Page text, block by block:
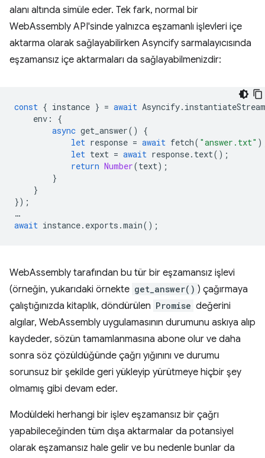
alanı altında simüle eder. Tek fark, normal bir
WebAssembly API'sinde yalnızca eşzamanlı işlevleri içe
aktarma olarak sağlayabilirken Asyncify sarmalayıcısında
eşzamansız içe aktarmaları da sağlayabilmenizdir:
const { instance } = await Asyncify.
env :
{
async get_answer()
{
let response = await fetch( "answer.txt"
let text = await response. text();
return Number(text);
}
}
});
…
await instance. exports .main();
WebAssembly tarafından bu tür bir eşzamansız işlevi
(örneğin, yukarıdaki örnekte get_answer() ) çağırmaya
çalıştığınızda kitaplık, döndürülen Promise değerini
algılar, WebAssembly uygulamasının durumunu askıya alıp
kaydeder, sözün tamamlanmasına abone olur ve daha
sonra söz çözüldüğünde çağrı yığınını ve durumu
sorunsuz bir şekilde geri yükleyip yürütmeye hiçbir şey
olmamış gibi devam eder.
Modüldeki herhangi bir işlev eşzamansız bir çağrı
yapabileceğinden tüm dışa aktarmalar da potansiyel
olarak eşzamansız hale gelir ve bu nedenle bunlar da